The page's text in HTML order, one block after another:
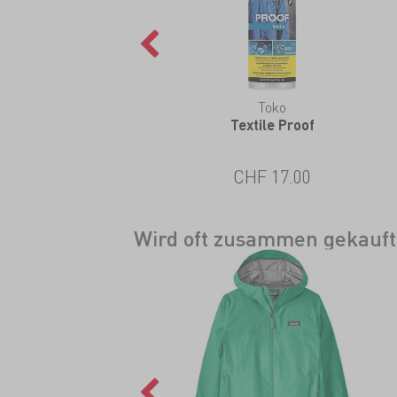
Toko
Textile Proof
CHF 17.00
Wird oft zusammen